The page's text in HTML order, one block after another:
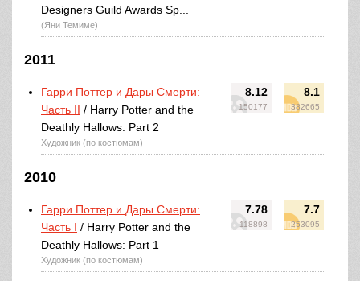
Designers Guild Awards Sp...
(Яни Темиме)
2011
8.12
150177
8.1
382665
Гарри Поттер и Дары Смерти:
Часть II / Harry Potter and the
Deathly Hallows: Part 2
Художник (по костюмам)
2010
7.78
118898
7.7
253095
Гарри Поттер и Дары Смерти:
Часть I / Harry Potter and the
Deathly Hallows: Part 1
Художник (по костюмам)